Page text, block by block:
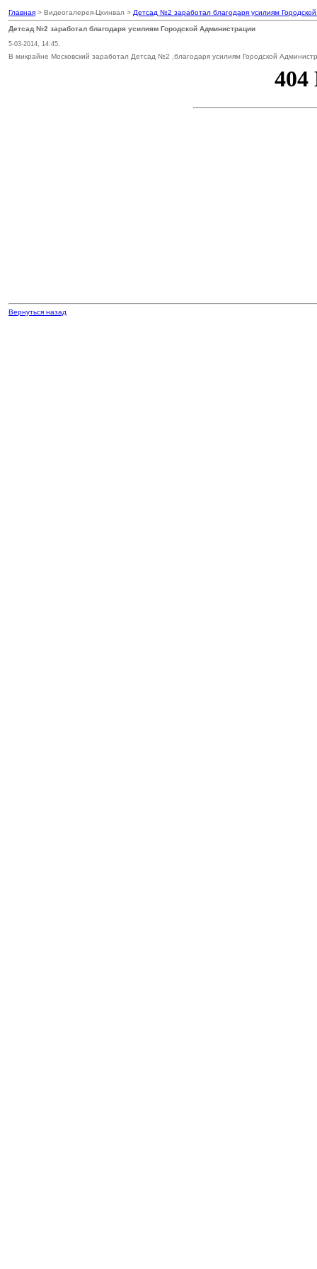
Главная > Видеогалерея-Цхинвал > Детсад №2 заработал благодаря усилиям
Детсад №2 заработал благодаря усилиям Городской Администрации
5-03-2014, 14:45.
В микрайне Московский заработал Детсад №2 ,благодаря усилиям Городской
Вернуться назад